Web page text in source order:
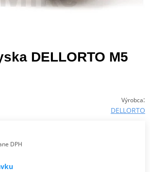
DELLORTO M5
Výrobca:
DELLORTO
DPH